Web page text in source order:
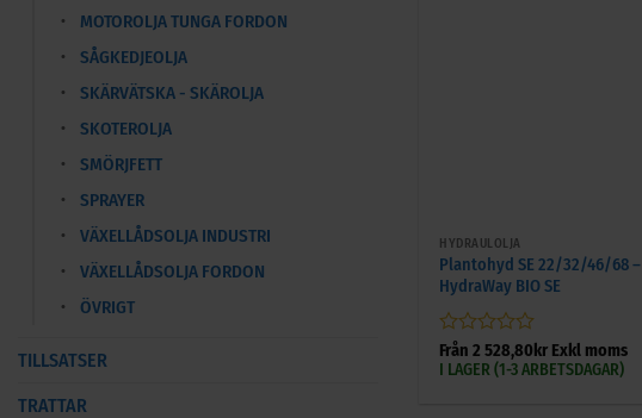
MOTOROLJA TUNGA FORDON
SÅGKEDJEOLJA
SKÄRVÄTSKA - SKÄROLJA
SKOTEROLJA
SMÖRJFETT
SPRAYER
VÄXELLÅDSOLJA INDUSTRI
VÄXELLÅDSOLJA FORDON
ÖVRIGT
TILLSATSER
TRATTAR
HYDRAULOLJA
Plantohyd SE 22/32/46/68 –
HydraWay BIO SE
Betygsatt
0
Från2 528,80 kr Exkl moms
I LAGER (1-3 ARBETSDAGAR)